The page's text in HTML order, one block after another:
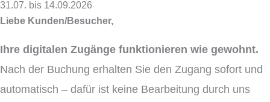
31.07. bis 14.09.2026
Liebe Kunden/Besucher,
Ihre digitalen Zugänge funktionieren wie gewohnt.
Nach der Buchung erhalten Sie den Zugang sofort und
automatisch – dafür ist keine Bearbeitung durch uns